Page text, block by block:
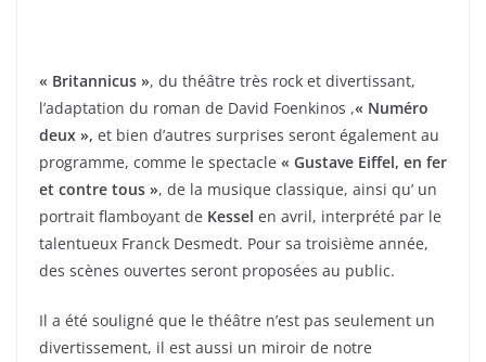
« Britannicus », du théâtre très rock et divertissant,
l’adaptation du roman de David Foenkinos ,« Numéro
deux », et bien d’autres surprises seront également au
programme, comme le spectacle « Gustave Eiffel, en fer
et contre tous », de la musique classique, ainsi qu’ un
portrait flamboyant de Kessel en avril, interprété par le
talentueux Franck Desmedt. Pour sa troisième année,
des scènes ouvertes seront proposées au public.
Il a été souligné que le théâtre n’est pas seulement un
divertissement, il est aussi un miroir de notre